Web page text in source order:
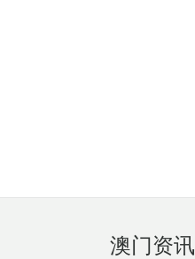
澳门资讯